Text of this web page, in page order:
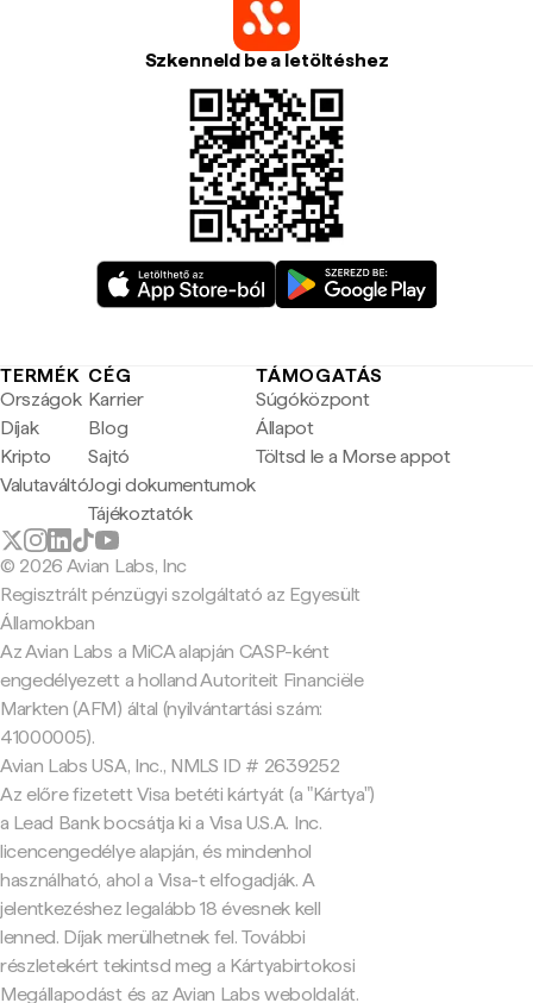
Szkenneld be a letöltéshez
TERMÉK
Országok
Díjak
Kripto
Valutaváltó
CÉG
Karrier
Blog
Sajtó
Jogi dokumentumok
Tájékoztatók
TÁMOGATÁS
Súgóközpont
Állapot
Töltsd le a Morse appot
© 2026 Avian Labs, Inc
Regisztrált pénzügyi szolgáltató az Egyesült
Államokban
Az Avian Labs a MiCA alapján CASP-ként
engedélyezett a holland Autoriteit Financiële
Markten (AFM) által (nyilvántartási szám:
41000005).
Avian Labs USA, Inc., NMLS ID # 2639252
Az előre fizetett Visa betéti kártyát (a "Kártya")
a Lead Bank bocsátja ki a Visa U.S.A. Inc.
licencengedélye alapján, és mindenhol
használható, ahol a Visa-t elfogadják. A
jelentkezéshez legalább 18 évesnek kell
lenned. Díjak merülhetnek fel. További
részletekért tekintsd meg a Kártyabirtokosi
Megállapodást és az Avian Labs weboldalát.